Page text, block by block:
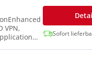
Sofort